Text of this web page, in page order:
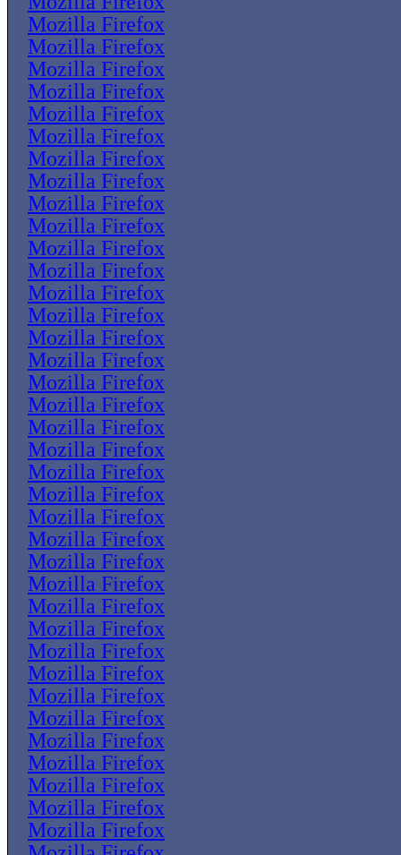
Mozilla Firefox
Mozilla Firefox
Mozilla Firefox
Mozilla Firefox
Mozilla Firefox
Mozilla Firefox
Mozilla Firefox
Mozilla Firefox
Mozilla Firefox
Mozilla Firefox
Mozilla Firefox
Mozilla Firefox
Mozilla Firefox
Mozilla Firefox
Mozilla Firefox
Mozilla Firefox
Mozilla Firefox
Mozilla Firefox
Mozilla Firefox
Mozilla Firefox
Mozilla Firefox
Mozilla Firefox
Mozilla Firefox
Mozilla Firefox
Mozilla Firefox
Mozilla Firefox
Mozilla Firefox
Mozilla Firefox
Mozilla Firefox
Mozilla Firefox
Mozilla Firefox
Mozilla Firefox
Mozilla Firefox
Mozilla Firefox
Mozilla Firefox
Mozilla Firefox
Mozilla Firefox